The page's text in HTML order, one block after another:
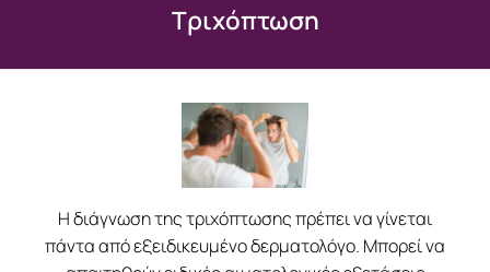
Τριχόπτωση
Η διάγνωση της τριχόπτωσης πρέπει να γίνεται
πάντα από εξειδικευμένο δερματολόγο. Μπορεί να